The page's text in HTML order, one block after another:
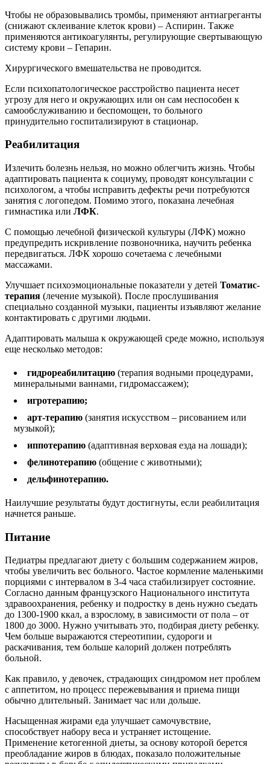
Чтобы не образовывались тромбы, применяют антиагреганты
(снижают склеивание клеток крови) – Аспирин. Также
применяются антикоагулянты, регулирующие свертывающую
систему крови – Гепарин.
Хирургического вмешательства не проводится.
Если психопатологическое расстройство пациента несет
угрозу для него и окружающих или он сам неспособен к
самообслуживанию и беспомощен, то больного
принудительно госпитализируют в стационар.
Реабилитация
Излечить болезнь нельзя, но можно облегчить жизнь. Чтобы
адаптировать пациента к социуму, проводят консультации с
психологом, а чтобы исправить дефекты речи потребуются
занятия с логопедом. Помимо этого, показана лечебная
гимнастика или ЛФК.
С помощью лечебной физической культуры (ЛФК) можно
предупредить искривление позвоночника, научить ребенка
передвигаться. ЛФК хорошо сочетаема с лечебными
массажами.
Улучшает психоэмоциональные показатели у детей Томатис-
терапия (лечение музыкой). После прослушивания
специально созданной музыки, пациенты изъявляют желание
контактировать с другими людьми.
Адаптировать малыша к окружающей среде можно, используя
еще несколько методов:
гидрореабилитацию (терапия водными процедурами,
минеральными ваннами, гидромассажем);
игротерапию;
арт-терапию (занятия искусством – рисованием или
музыкой);
иппотерапию (адаптивная верховая езда на лошади);
фелинотерапию (общение с животными);
дельфинотерапию.
Наилучшие результаты будут достигнуты, если реабилитация
начнется раньше.
Питание
Педиатры предлагают диету с большим содержанием жиров,
чтобы увеличить вес больного. Частое кормление маленькими
порциями с интервалом в 3-4 часа стабилизирует состояние.
Согласно данным французского Национального института
здравоохранения, ребенку и подростку в день нужно съедать
до 1300-1900 ккал, а взрослому, в зависимости от пола – от
1800 до 3000. Нужно учитывать это, подбирая диету ребенку.
Чем больше выражаются стереотипии, судороги и
раскачивания, тем больше калорий должен потреблять
больной.
Как правило, у девочек, страдающих синдромом нет проблем
с аппетитом, но процесс пережевывания и приема пищи
обычно длительный. Занимает час или дольше.
Насыщенная жирами еда улучшает самочувствие,
способствует набору веса и устраняет истощение.
Применение кетогенной диеты, за основу которой берется
преобладание жиров в блюдах, показало положительные